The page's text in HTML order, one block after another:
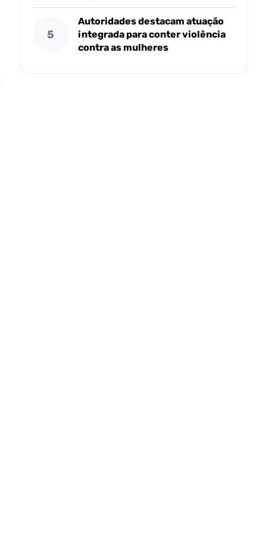
5
Autoridades destacam atuação
integrada para conter violência
contra as mulheres